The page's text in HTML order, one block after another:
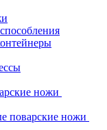
ножи
поварские ножи